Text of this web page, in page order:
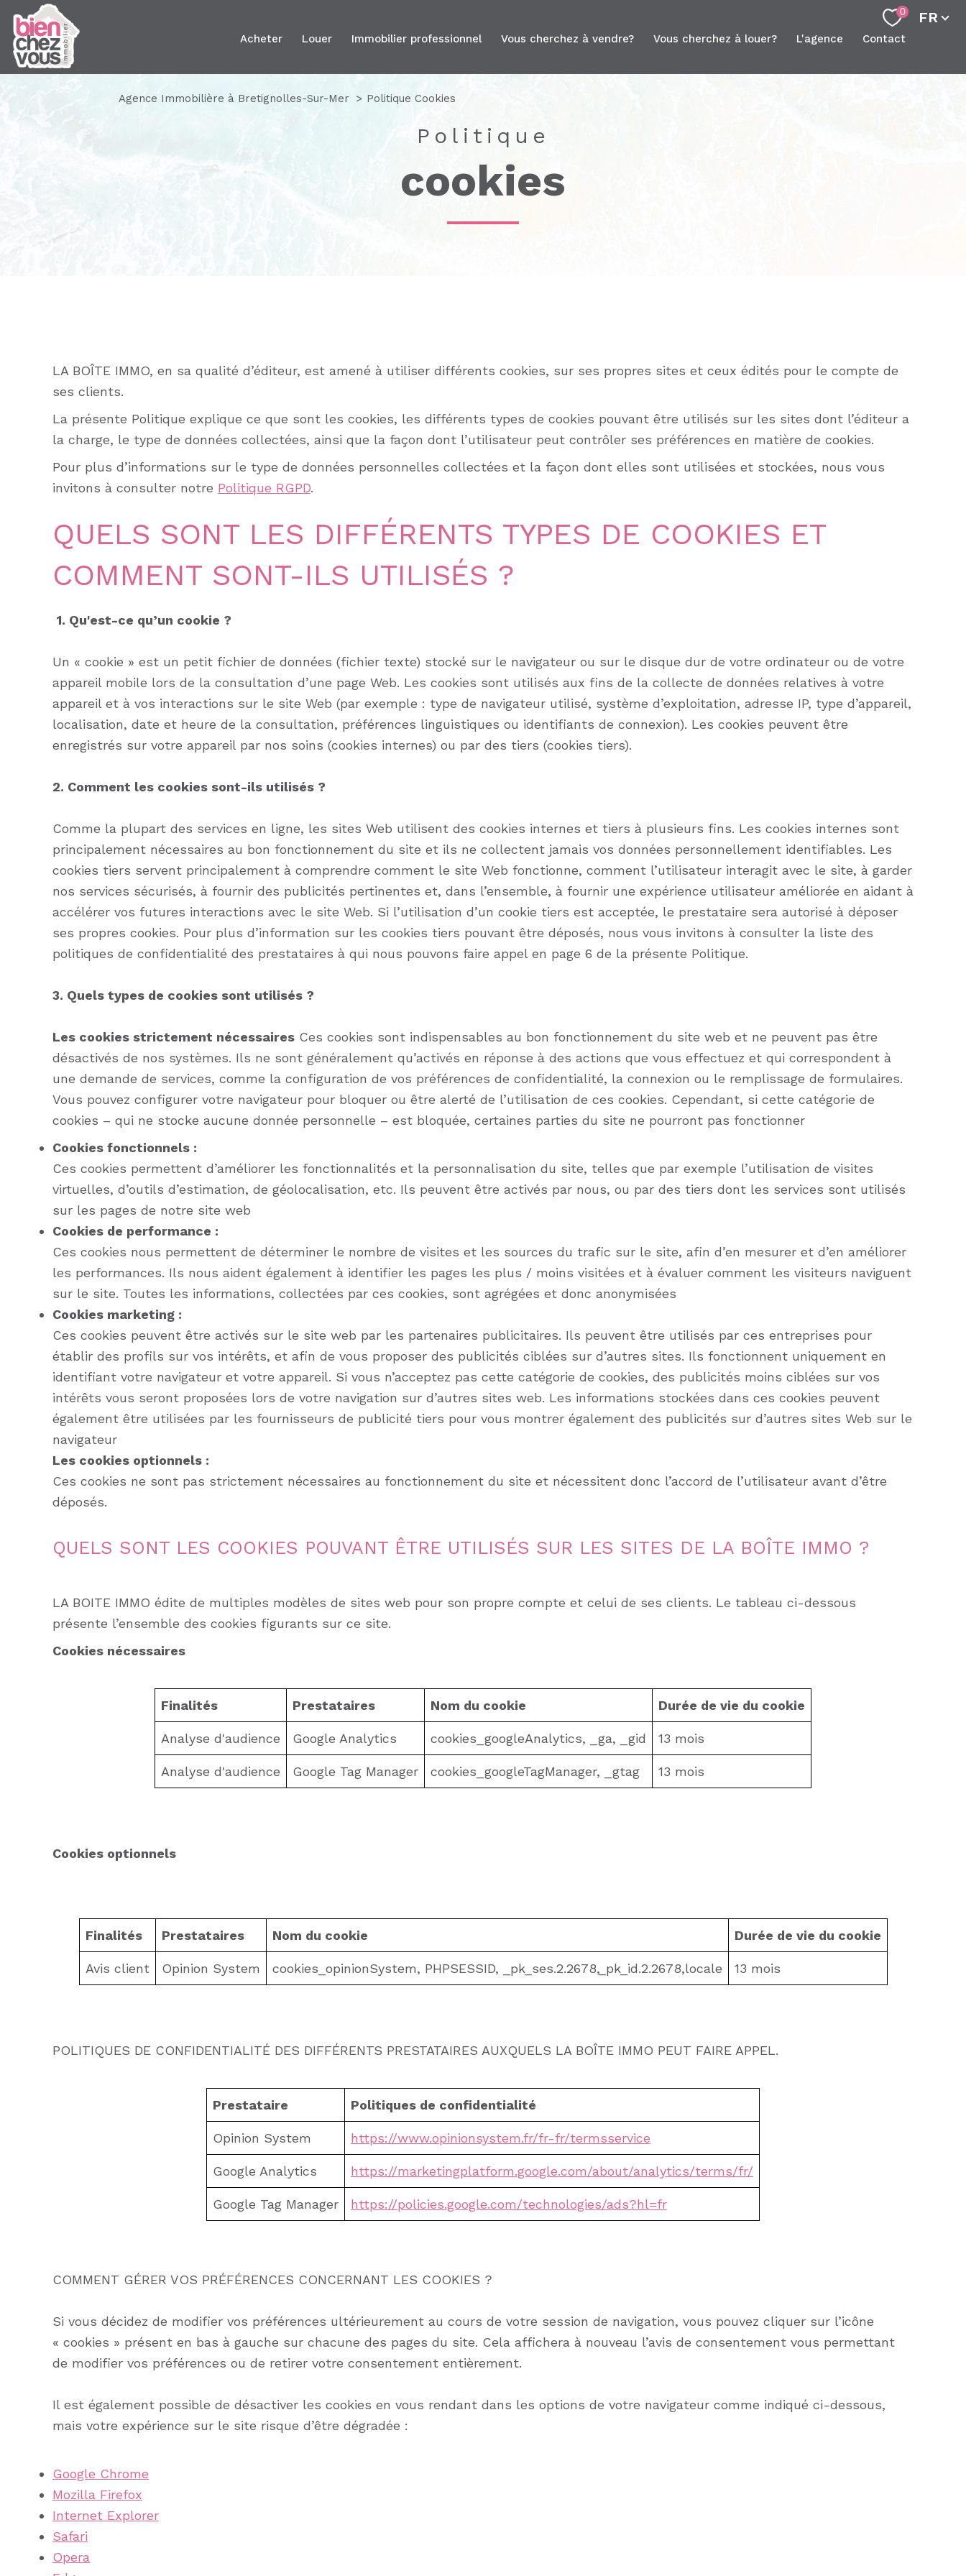
0 Langue
FR
acheter louer immobilier professionnel vous cherchez à vendre? vous cherchez à louer? l'agence contact
Agence Immobilière à Bretignolles-Sur-Mer Politique Cookies
Politique
cookies
LA BOÎTE IMMO, en sa qualité d’éditeur, est amené à utiliser différents cookies, sur ses propres sites et ceux édités pour le compte de
ses clients.
La présente Politique explique ce que sont les cookies, les différents types de cookies pouvant être utilisés sur les sites dont l’éditeur a
la charge, le type de données collectées, ainsi que la façon dont l’utilisateur peut contrôler ses préférences en matière de cookies.
Pour plus d’informations sur le type de données personnelles collectées et la façon dont elles sont utilisées et stockées, nous vous
invitons à consulter notre Politique RGPD.
QUELS SONT LES DIFFÉRENTS TYPES DE COOKIES ET
COMMENT SONT-ILS UTILISÉS ?
1. Qu'est-ce qu’un cookie ?
Un « cookie » est un petit fichier de données (fichier texte) stocké sur le navigateur ou sur le disque dur de votre ordinateur ou de votre
appareil mobile lors de la consultation d’une page Web. Les cookies sont utilisés aux fins de la collecte de données relatives à votre
appareil et à vos interactions sur le site Web (par exemple : type de navigateur utilisé, système d’exploitation, adresse IP, type d’appareil,
localisation, date et heure de la consultation, préférences linguistiques ou identifiants de connexion). Les cookies peuvent être
enregistrés sur votre appareil par nos soins (cookies internes) ou par des tiers (cookies tiers).
2. Comment les cookies sont-ils utilisés ?
Comme la plupart des services en ligne, les sites Web utilisent des cookies internes et tiers à plusieurs fins. Les cookies internes sont
principalement nécessaires au bon fonctionnement du site et ils ne collectent jamais vos données personnellement identifiables. Les
cookies tiers servent principalement à comprendre comment le site Web fonctionne, comment l’utilisateur interagit avec le site, à garder
nos services sécurisés, à fournir des publicités pertinentes et, dans l’ensemble, à fournir une expérience utilisateur améliorée en aidant à
accélérer vos futures interactions avec le site Web. Si l’utilisation d’un cookie tiers est acceptée, le prestataire sera autorisé à déposer
ses propres cookies. Pour plus d’information sur les cookies tiers pouvant être déposés, nous vous invitons à consulter la liste des
politiques de confidentialité des prestataires à qui nous pouvons faire appel en page 6 de la présente Politique.
3. Quels types de cookies sont utilisés ?
Les cookies strictement nécessaires Ces cookies sont indispensables au bon fonctionnement du site web et ne peuvent pas être
désactivés de nos systèmes. Ils ne sont généralement qu’activés en réponse à des actions que vous effectuez et qui correspondent à
une demande de services, comme la configuration de vos préférences de confidentialité, la connexion ou le remplissage de formulaires.
Vous pouvez configurer votre navigateur pour bloquer ou être alerté de l’utilisation de ces cookies. Cependant, si cette catégorie de
cookies – qui ne stocke aucune donnée personnelle – est bloquée, certaines parties du site ne pourront pas fonctionner
Cookies fonctionnels :
Ces cookies permettent d’améliorer les fonctionnalités et la personnalisation du site, telles que par exemple l’utilisation de visites
virtuelles, d’outils d’estimation, de géolocalisation, etc. Ils peuvent être activés par nous, ou par des tiers dont les services sont utilisés
sur les pages de notre site web
Cookies de performance :
Ces cookies nous permettent de déterminer le nombre de visites et les sources du trafic sur le site, afin d’en mesurer et d’en améliorer
les performances. Ils nous aident également à identifier les pages les plus / moins visitées et à évaluer comment les visiteurs naviguent
sur le site. Toutes les informations, collectées par ces cookies, sont agrégées et donc anonymisées
Cookies marketing :
Ces cookies peuvent être activés sur le site web par les partenaires publicitaires. Ils peuvent être utilisés par ces entreprises pour
établir des profils sur vos intérêts, et afin de vous proposer des publicités ciblées sur d’autres sites. Ils fonctionnent uniquement en
identifiant votre navigateur et votre appareil. Si vous n’acceptez pas cette catégorie de cookies, des publicités moins ciblées sur vos
intérêts vous seront proposées lors de votre navigation sur d’autres sites web. Les informations stockées dans ces cookies peuvent
également être utilisées par les fournisseurs de publicité tiers pour vous montrer également des publicités sur d’autres sites Web sur le
navigateur
Les cookies optionnels :
Ces cookies ne sont pas strictement nécessaires au fonctionnement du site et nécessitent donc l’accord de l’utilisateur avant d’être
déposés.
QUELS SONT LES COOKIES POUVANT ÊTRE UTILISÉS SUR LES SITES DE LA BOÎTE IMMO ?
LA BOITE IMMO édite de multiples modèles de sites web pour son propre compte et celui de ses clients. Le tableau ci-dessous
présente l’ensemble des cookies figurants sur ce site.
Cookies nécessaires
Finalités Prestataires Nom du cookie Durée de vie du cookie
Analyse d'audience Google Analytics cookies_googleAnalytics, _ga, _gid 13 mois
Analyse d'audience Google Tag Manager cookies_googleTagManager, _gtag 13 mois
Cookies optionnels
Finalités Prestataires Nom du cookie Durée de vie du cookie
Avis client Opinion System cookies_opinionSystem, PHPSESSID, _pk_ses.2.2678,_pk_id.2.2678,locale 13 mois
POLITIQUES DE CONFIDENTIALITÉ DES DIFFÉRENTS PRESTATAIRES AUXQUELS LA BOÎTE IMMO PEUT FAIRE APPEL.
Prestataire Politiques de confidentialité
Opinion System https://www.opinionsystem.fr/fr-fr/termsservice
Google Analytics https://marketingplatform.google.com/about/analytics/terms/fr/
Google Tag Manager https://policies.google.com/technologies/ads?hl=fr
COMMENT GÉRER VOS PRÉFÉRENCES CONCERNANT LES COOKIES ?
Si vous décidez de modifier vos préférences ultérieurement au cours de votre session de navigation, vous pouvez cliquer sur l’icône
« cookies » présent en bas à gauche sur chacune des pages du site. Cela affichera à nouveau l’avis de consentement vous permettant
de modifier vos préférences ou de retirer votre consentement entièrement.
Il est également possible de désactiver les cookies en vous rendant dans les options de votre navigateur comme indiqué ci-dessous,
mais votre expérience sur le site risque d’être dégradée :
Google Chrome
Mozilla Firefox
Internet Explorer
Safari
Opera